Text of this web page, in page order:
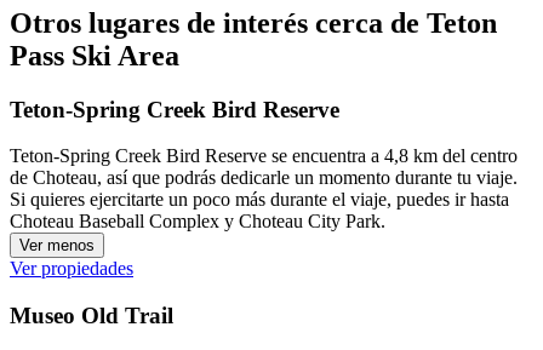
Otros lugares de interés cerca de Teton
Pass Ski Area
Teton-Spring Creek Bird Reserve
Teton-Spring Creek Bird Reserve se encuentra a 4,8 km del centro
de Choteau, así que podrás dedicarle un momento durante tu viaje.
Si quieres ejercitarte un poco más durante el viaje, puedes ir hasta
Choteau Baseball Complex y Choteau City Park.
Ver menos
Ver propiedades
Museo Old Trail